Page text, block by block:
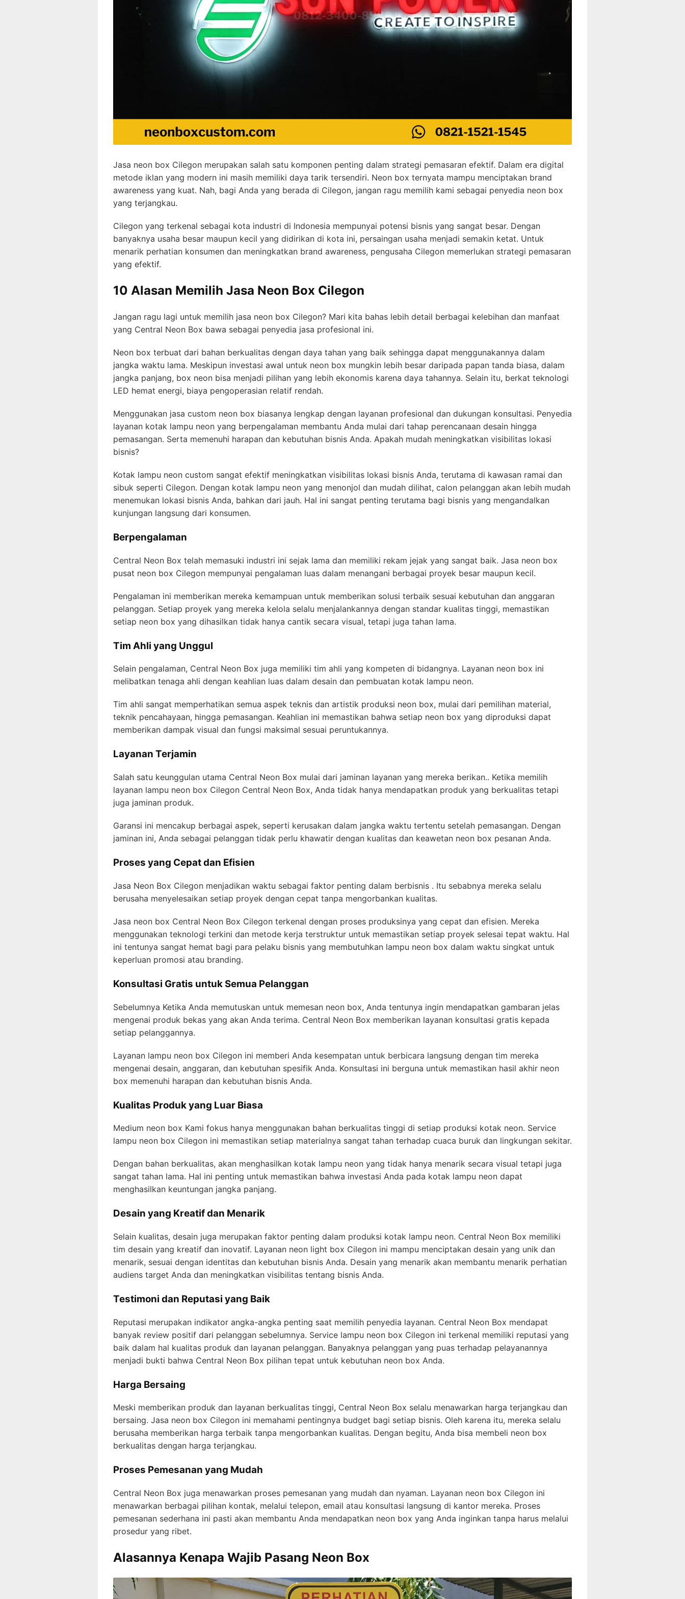
Jasa neon box Cilegon merupakan salah satu komponen penting dalam strategi pemasaran efektif. Dalam era digital
metode iklan yang modern ini masih memiliki daya tarik tersendiri. Neon box ternyata mampu menciptakan brand
awareness yang kuat. Nah, bagi Anda yang berada di Cilegon, jangan ragu memilih kami sebagai penyedia neon box
yang terjangkau.
Cilegon yang terkenal sebagai kota industri di Indonesia mempunyai potensi bisnis yang sangat besar. Dengan
banyaknya usaha besar maupun kecil yang didirikan di kota ini, persaingan usaha menjadi semakin ketat. Untuk
menarik perhatian konsumen dan meningkatkan brand awareness, pengusaha Cilegon memerlukan strategi pemasaran
yang efektif.
10 Alasan Memilih Jasa Neon Box Cilegon
Jangan ragu lagi untuk memilih jasa neon box Cilegon? Mari kita bahas lebih detail berbagai kelebihan dan manfaat
yang Central Neon Box bawa sebagai penyedia jasa profesional ini.
Neon box terbuat dari bahan berkualitas dengan daya tahan yang baik sehingga dapat menggunakannya dalam
jangka waktu lama. Meskipun investasi awal untuk neon box mungkin lebih besar daripada papan tanda biasa, dalam
jangka panjang, box neon bisa menjadi pilihan yang lebih ekonomis karena daya tahannya. Selain itu, berkat teknologi
LED hemat energi, biaya pengoperasian relatif rendah.
Menggunakan jasa custom neon box biasanya lengkap dengan layanan profesional dan dukungan konsultasi. Penyedia
layanan kotak lampu neon yang berpengalaman membantu Anda mulai dari tahap perencanaan desain hingga
pemasangan. Serta memenuhi harapan dan kebutuhan bisnis Anda. Apakah mudah meningkatkan visibilitas lokasi
bisnis?
Kotak lampu neon custom sangat efektif meningkatkan visibilitas lokasi bisnis Anda, terutama di kawasan ramai dan
sibuk seperti Cilegon. Dengan kotak lampu neon yang menonjol dan mudah dilihat, calon pelanggan akan lebih mudah
menemukan lokasi bisnis Anda, bahkan dari jauh. Hal ini sangat penting terutama bagi bisnis yang mengandalkan
kunjungan langsung dari konsumen.
Berpengalaman
Central Neon Box telah memasuki industri ini sejak lama dan memiliki rekam jejak yang sangat baik. Jasa neon box
pusat neon box Cilegon mempunyai pengalaman luas dalam menangani berbagai proyek besar maupun kecil.
Pengalaman ini memberikan mereka kemampuan untuk memberikan solusi terbaik sesuai kebutuhan dan anggaran
pelanggan. Setiap proyek yang mereka kelola selalu menjalankannya dengan standar kualitas tinggi, memastikan
setiap neon box yang dihasilkan tidak hanya cantik secara visual, tetapi juga tahan lama.
Tim Ahli yang Unggul
Selain pengalaman, Central Neon Box juga memiliki tim ahli yang kompeten di bidangnya. Layanan neon box ini
melibatkan tenaga ahli dengan keahlian luas dalam desain dan pembuatan kotak lampu neon.
Tim ahli sangat memperhatikan semua aspek teknis dan artistik produksi neon box, mulai dari pemilihan material,
teknik pencahayaan, hingga pemasangan. Keahlian ini memastikan bahwa setiap neon box yang diproduksi dapat
memberikan dampak visual dan fungsi maksimal sesuai peruntukannya.
Layanan Terjamin
Salah satu keunggulan utama Central Neon Box mulai dari jaminan layanan yang mereka berikan.. Ketika memilih
layanan lampu neon box Cilegon Central Neon Box, Anda tidak hanya mendapatkan produk yang berkualitas tetapi
juga jaminan produk.
Garansi ini mencakup berbagai aspek, seperti kerusakan dalam jangka waktu tertentu setelah pemasangan. Dengan
jaminan ini, Anda sebagai pelanggan tidak perlu khawatir dengan kualitas dan keawetan neon box pesanan Anda.
Proses yang Cepat dan Efisien
Jasa Neon Box Cilegon menjadikan waktu sebagai faktor penting dalam berbisnis . Itu sebabnya mereka selalu
berusaha menyelesaikan setiap proyek dengan cepat tanpa mengorbankan kualitas.
Jasa neon box Central Neon Box Cilegon terkenal dengan proses produksinya yang cepat dan efisien. Mereka
menggunakan teknologi terkini dan metode kerja terstruktur untuk memastikan setiap proyek selesai tepat waktu. Hal
ini tentunya sangat hemat bagi para pelaku bisnis yang membutuhkan lampu neon box dalam waktu singkat untuk
keperluan promosi atau branding.
Konsultasi Gratis untuk Semua Pelanggan
Sebelumnya Ketika Anda memutuskan untuk memesan neon box, Anda tentunya ingin mendapatkan gambaran jelas
mengenai produk bekas yang akan Anda terima. Central Neon Box memberikan layanan konsultasi gratis kepada
setiap pelanggannya.
Layanan lampu neon box Cilegon ini memberi Anda kesempatan untuk berbicara langsung dengan tim mereka
mengenai desain, anggaran, dan kebutuhan spesifik Anda. Konsultasi ini berguna untuk memastikan hasil akhir neon
box memenuhi harapan dan kebutuhan bisnis Anda.
Kualitas Produk yang Luar Biasa
Medium neon box Kami fokus hanya menggunakan bahan berkualitas tinggi di setiap produksi kotak neon. Service
lampu neon box Cilegon ini memastikan setiap materialnya sangat tahan terhadap cuaca buruk dan lingkungan sekitar.
Dengan bahan berkualitas, akan menghasilkan kotak lampu neon yang tidak hanya menarik secara visual tetapi juga
sangat tahan lama. Hal ini penting untuk memastikan bahwa investasi Anda pada kotak lampu neon dapat
menghasilkan keuntungan jangka panjang.
Desain yang Kreatif dan Menarik
Selain kualitas, desain juga merupakan faktor penting dalam produksi kotak lampu neon. Central Neon Box memiliki
tim desain yang kreatif dan inovatif. Layanan neon light box Cilegon ini mampu menciptakan desain yang unik dan
menarik, sesuai dengan identitas dan kebutuhan bisnis Anda. Desain yang menarik akan membantu menarik perhatian
audiens target Anda dan meningkatkan visibilitas tentang bisnis Anda.
Testimoni dan Reputasi yang Baik
Reputasi merupakan indikator angka-angka penting saat memilih penyedia layanan. Central Neon Box mendapat
banyak review positif dari pelanggan sebelumnya. Service lampu neon box Cilegon ini terkenal memiliki reputasi yang
baik dalam hal kualitas produk dan layanan pelanggan. Banyaknya pelanggan yang puas terhadap pelayanannya
menjadi bukti bahwa Central Neon Box pilihan tepat untuk kebutuhan neon box Anda.
Harga Bersaing
Meski memberikan produk dan layanan berkualitas tinggi, Central Neon Box selalu menawarkan harga terjangkau dan
bersaing. Jasa neon box Cilegon ini memahami pentingnya budget bagi setiap bisnis. Oleh karena itu, mereka selalu
berusaha memberikan harga terbaik tanpa mengorbankan kualitas. Dengan begitu, Anda bisa membeli neon box
berkualitas dengan harga terjangkau.
Proses Pemesanan yang Mudah
Central Neon Box juga menawarkan proses pemesanan yang mudah dan nyaman. Layanan neon box Cilegon ini
menawarkan berbagai pilihan kontak, melalui telepon, email atau konsultasi langsung di kantor mereka. Proses
pemesanan sederhana ini pasti akan membantu Anda mendapatkan neon box yang Anda inginkan tanpa harus melalui
prosedur yang ribet.
Alasannya Kenapa Wajib Pasang Neon Box